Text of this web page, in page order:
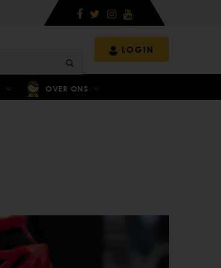
LOGIN
OVER ONS